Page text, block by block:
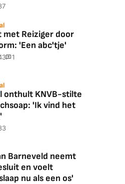
met Reiziger door
'Een abc'tje'
1
onthult KNVB-stilte
'Ik vind het
Barneveld neemt
en voelt
nu als een os'